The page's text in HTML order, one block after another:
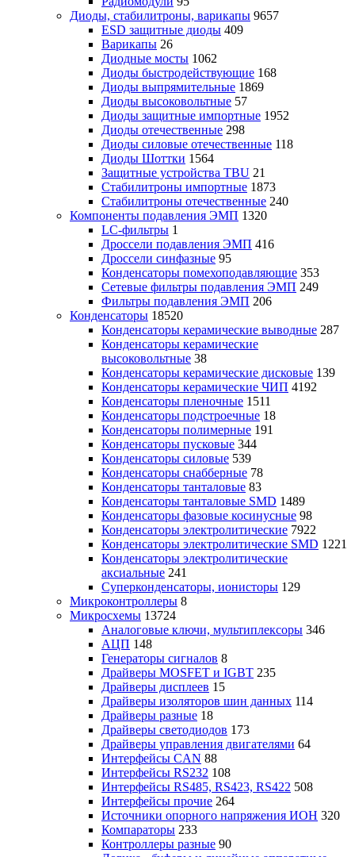
Диоды, стабилитроны, варикапы 9657
ESD защитные диоды 409
Варикапы 26
Диодные мосты 1062
Диоды быстродействующие 168
Диоды выпрямительные 1869
Диоды высоковольтные 57
Диоды защитные импортные 1952
Диоды отечественные 298
Диоды силовые отечественные 118
Диоды Шоттки 1564
Защитные устройства TBU 21
Стабилитроны импортные 1873
Стабилитроны отечественные 240
Компоненты подавления ЭМП 1320
LC-фильтры 1
Дроссели подавления ЭМП 416
Дроссели синфазные 95
Конденсаторы помехоподавляющие 353
Сетевые фильтры подавления ЭМП 249
Фильтры подавления ЭМП 206
Конденсаторы 18520
Конденсаторы керамические выводные 287
Конденсаторы керамические
высоковольтные 38
Конденсаторы керамические дисковые 139
Конденсаторы керамические ЧИП 4192
Конденсаторы пленочные 1511
Конденсаторы подстроечные 18
Конденсаторы полимерные 191
Конденсаторы пусковые 344
Конденсаторы силовые 539
Конденсаторы снабберные 78
Конденсаторы танталовые 83
Конденсаторы танталовые SMD 1489
Конденсаторы фазовые косинусные 98
Конденсаторы электролитические 7922
Конденсаторы электролитические SMD 1221
Конденсаторы электролитические
аксиальные 241
Суперконденсаторы, ионисторы 129
Микроконтроллеры 8
Микросхемы 13724
Аналоговые ключи, мультиплексоры 346
АЦП 148
Генераторы сигналов 8
Драйверы MOSFET и IGBT 235
Драйверы дисплеев 15
Драйверы изоляторов шин данных 114
Драйверы разные 18
Драйверы светодиодов 173
Драйверы управления двигателями 64
Интерфейсы CAN 88
Интерфейсы RS232 108
Интерфейсы RS485, RS423, RS422 508
Интерфейсы прочие 264
Источники опорного напряжения ИОН 320
Компараторы 233
Контроллеры разные 90